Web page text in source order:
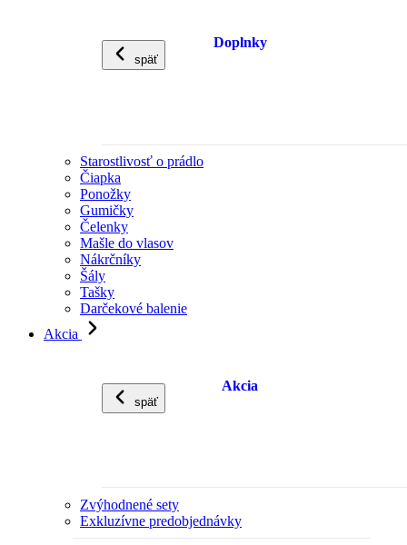
späť
Doplnky
Starostlivosť o prádlo
Čiapka
Ponožky
Gumičky
Čelenky
Mašle do vlasov
Nákrčníky
Šály
Tašky
Darčekové balenie
Akcia
späť
Akcia
Zvýhodnené sety
Exkluzívne predobjednávky